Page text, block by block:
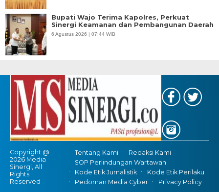
Bupati Wajo Terima Kapolres, Perkuat
Sinergi Keamanan dan Pembangunan Daerah
6 Agustus 2026 | 07:44 WIB
Copyright @
2026 Media
Sinergi, All
Rights
Reserved
Tentang Kami
Redaksi Kami
SOP Perlindungan Wartawan
Kode Etik Jurnalistik
Kode Etik Perilaku
Pedoman Media Cyber
Privacy Policy